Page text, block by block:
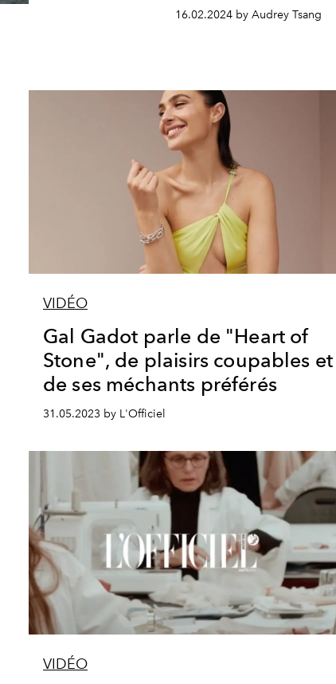
16.02.2024 by Audrey Tsang
VIDÉO
Gal Gadot parle de "Heart of
Stone", de plaisirs coupables et
de ses méchants préférés
31.05.2023 by L'Officiel
VIDÉO